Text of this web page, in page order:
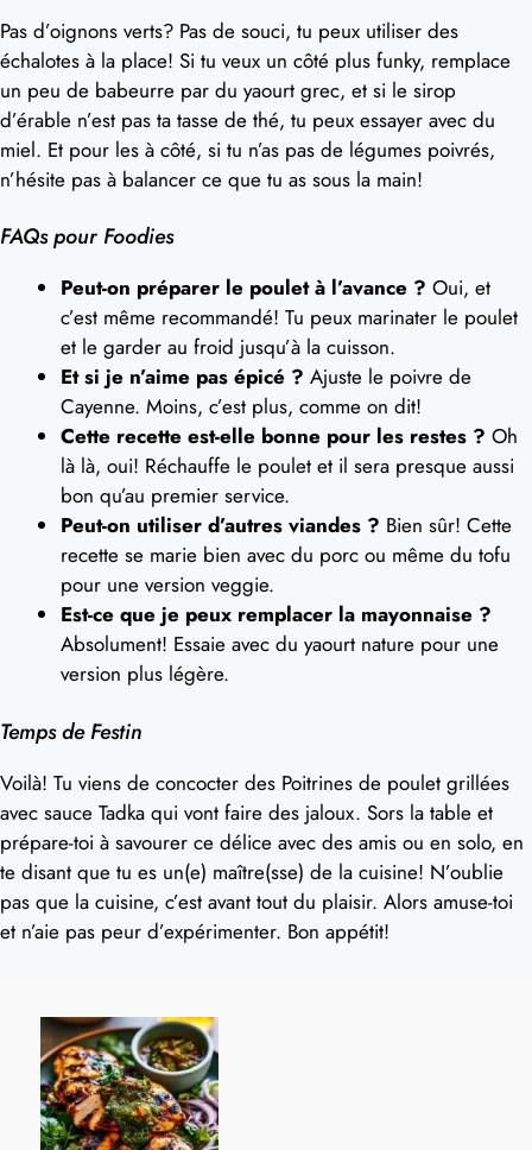
Pas d’oignons verts? Pas de souci, tu peux utiliser des
échalotes à la place! Si tu veux un côté plus funky, remplace
un peu de babeurre par du yaourt grec, et si le sirop
d’érable n’est pas ta tasse de thé, tu peux essayer avec du
miel. Et pour les à côté, si tu n’as pas de légumes poivrés,
n’hésite pas à balancer ce que tu as sous la main!
FAQs pour Foodies
Peut-on préparer le poulet à l’avance ? Oui, et
c’est même recommandé! Tu peux marinater le poulet
et le garder au froid jusqu’à la cuisson.
Et si je n’aime pas épicé ? Ajuste le poivre de
Cayenne. Moins, c’est plus, comme on dit!
Cette recette est-elle bonne pour les restes ? Oh
là là, oui! Réchauffe le poulet et il sera presque aussi
bon qu’au premier service.
Peut-on utiliser d’autres viandes ? Bien sûr! Cette
recette se marie bien avec du porc ou même du tofu
pour une version veggie.
Est-ce que je peux remplacer la mayonnaise ?
Absolument! Essaie avec du yaourt nature pour une
version plus légère.
Temps de Festin
Voilà! Tu viens de concocter des Poitrines de poulet grillées
avec sauce Tadka qui vont faire des jaloux. Sors la table et
prépare-toi à savourer ce délice avec des amis ou en solo, en
te disant que tu es un(e) maître(sse) de la cuisine! N’oublie
pas que la cuisine, c’est avant tout du plaisir. Alors amuse-toi
et n’aie pas peur d’expérimenter. Bon appétit!